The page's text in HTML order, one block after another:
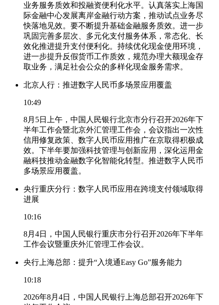
业务服务质效和投融资便利化水平。认真落实上海国
际金融中心发展离岸金融行动方案，推动试点业务尽
快落地见效。要不断提升基础金融服务质效。进一步
巩固完善多层次、多元化支付服务体系，常态化、长
效化推进提升支付便利化。持续优化现金使用环境，
进一步提升反假货币工作质效，规范办理大额现金存
取业务，满足社会公众的多样化现金服务需求。
北京人行：推进数字人民币多场景应用覆盖
10:49
8月5日上午，中国人民银行北京市分行召开2026年下
半年工作会暨北京外汇管理工作会，会议指出一次性
信用修复政策、数字人民币应用推广在京取得积极成
效。下半年要加强科技管理与创新应用，深化运用金
融科技推动金融数字化智能化转型。推进数字人民币
多场景应用覆盖。
央行重庆分行：数字人民币应用在跨境支付领域取得
进展
10:16
8月4日，中国人民银行重庆市分行召开2026年下半年
工作会议暨重庆外汇管理工作会议。
央行上海总部：提升“入境通Easy Go”服务能力
10:18
2026年8月4日，中国人民银行上海总部召开2026年下